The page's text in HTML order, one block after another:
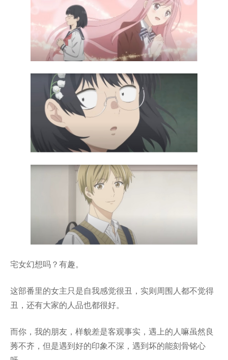
宅女幻想吗？有趣。
这部番里的女主只是自我感觉很丑，实则周围人都不觉得
丑，还有大家的人品也都很好。
而你，我的朋友，样貌差是客观事实，遇上的人嘛虽然良
莠不齐，但是遇到好的印象不深，遇到坏的能刻骨铭心